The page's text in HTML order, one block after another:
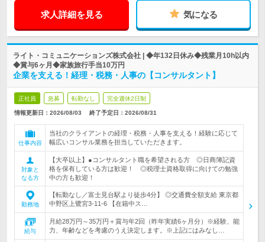
求人詳細を見る 気になる
ライト・コミュニケーションズ株式会社 | ◆年132日休み◆残業月10h以内
◆賞与6ヶ月◆家族旅行手当10万円
企業を支える！経理・税務・人事の【コンサルタント】
正社員 急募 転勤なし 完全週休2日制
情報更新日：2026/08/03 終了予定日： 2026/08/31
仕事内容
当社のクライアントの経理・税務・人事を支える！経験に応じて
幅広いコンサル業務を担当していただきます。
対象と
なる方
【大卒以上】●コンサルタント職を希望される方 ◎日商簿記資
格を保有している方は歓迎！ ◎税理士資格取得に向けての勉強
中の方も歓迎！
勤務地
【転勤なし／富士見台駅より徒歩4分】 ◎交通費全額支給 東京都
中野区上鷺宮3-11-6 【在籍中ス…
給与
月給28万円～35万円＋賞与年2回（昨年実績6ヶ月分）※経験、能
力、年齢などを考慮のうえ決定します。※上記にはみなし…